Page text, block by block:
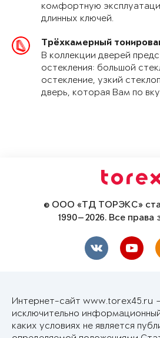
комфортную
длинных ключей.
Трёхкамерный
В коллекции дверей
остекления: большой
остекление, узкий
дверь, которая Вам по
© ООО «ТД ТОРЭКС»
1990—2026. Все
Интернет-сайт www.torex45.ru
исключительно
каких условиях не является